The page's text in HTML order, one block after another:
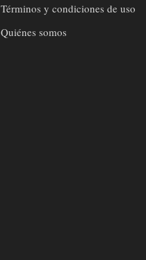
Términos y condiciones de uso
Quiénes somos